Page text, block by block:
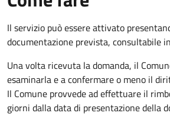
Il servizio può essere attivato
documentazione prevista, consultabile
Una volta ricevuta la domanda, il
esaminarla e a confermare o meno il
Il Comune provvede ad effettuare il
giorni dalla data di presentazione della